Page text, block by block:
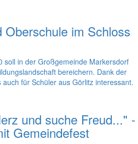
Oberschule im Schloss
soll in der Großgemeinde Markersdorf
bereichern. Dank der
für Schüler aus Görlitz interessant.
und suche Freud..." -
Gemeindefest